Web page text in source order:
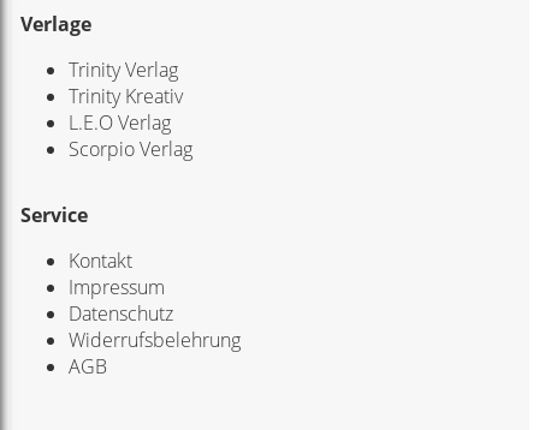
Verlage
Trinity Verlag
Trinity Kreativ
L.E.O Verlag
Scorpio Verlag
Service
Kontakt
Impressum
Datenschutz
Widerrufsbelehrung
AGB